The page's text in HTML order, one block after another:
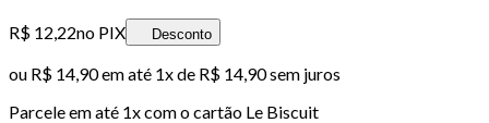
R$ 12,22no PIX Desconto
ou R$ 14,90em até 1x de R$ 14,90sem juros
Parcele em até 1x com o cartão Le Biscuit